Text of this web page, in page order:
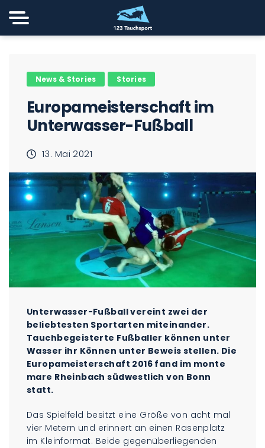
News & Stories Stories
Europameisterschaft im
Unterwasser-Fußball
13. Mai 2021
Unterwasser-Fußball vereint zwei der
beliebtesten Sportarten miteinander.
Tauchbegeisterte Fußballer können unter
Wasser ihr Können unter Beweis stellen. Die
Europameisterschaft 2016 fand im monte
mare Rheinbach südwestlich von Bonn
statt.
Das Spielfeld besitzt eine Größe von acht mal
vier Metern und erinnert an einen Rasenplatz
im Kleinformat. Beide gegenüberliegenden